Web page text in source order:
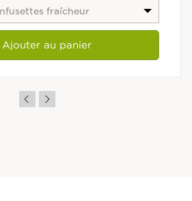
fraîcheur
Ajouter au panier